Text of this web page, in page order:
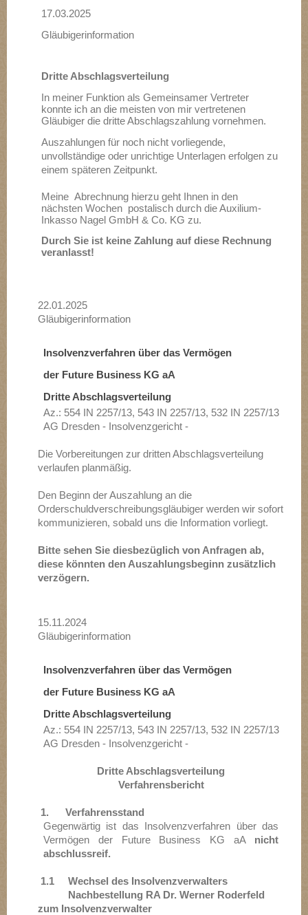
17.03.2025
Gläubigerinformation
Dritte Abschlagsverteilung
In meiner Funktion als Gemeinsamer Vertreter
konnte ich an die meisten von mir vertretenen
Gläubiger die dritte Abschlagszahlung vornehmen.
Auszahlungen für noch nicht vorliegende,
unvollständige oder unrichtige Unterlagen erfolgen zu
einem späteren Zeitpunkt.
Meine Abrechnung hierzu geht Ihnen in den
nächsten Wochen postalisch durch die Auxilium-
Inkasso Nagel GmbH & Co. KG zu.
Durch Sie ist keine Zahlung auf diese Rechnung
veranlasst!
22.01.2025
Gläubigerinformation
Insolvenzverfahren über das Vermögen
der Future Business KG aA
Dritte Abschlagsverteilung
Az.: 554 IN 2257/13, 543 IN 2257/13, 532 IN 2257/13
AG Dresden - Insolvenzgericht -
Die Vorbereitungen zur dritten Abschlagsverteilung
verlaufen planmäßig.
Den Beginn der Auszahlung an die
Orderschuldverschreibungsgläubiger werden wir sofort
kommunizieren, sobald uns die Information vorliegt.
Bitte sehen Sie diesbezüglich von Anfragen ab,
diese könnten den Auszahlungsbeginn zusätzlich
verzögern.
15.11.2024
Gläubigerinformation
Insolvenzverfahren über das Vermögen
der Future Business KG aA
Dritte Abschlagsverteilung
Az.: 554 IN 2257/13, 543 IN 2257/13, 532 IN 2257/13
AG Dresden - Insolvenzgericht -
Dritte Abschlagsverteilung
Verfahrensbericht
1.
Verfahrensstand
Gegenwärtig ist das Insolvenzverfahren über das
Vermögen der Future Business KG aA nicht
abschlussreif.
1.1 Wechsel des Insolvenzverwalters
Nachbestellung RA Dr. Werner Roderfeld
zum Insolvenzverwalter